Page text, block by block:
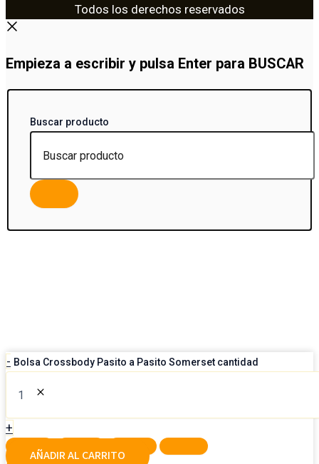
Todos los derechos reservados
Empieza a escribir y pulsa Enter para BUSCAR
Buscar producto
- Bolsa Crossbody Pasito a Pasito Somerset cantidad
+
AÑADIR AL CARRITO